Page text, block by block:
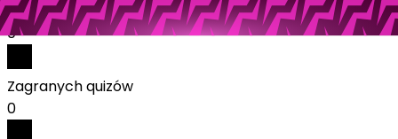
Odebranych nagród
0
Zagranych quizów
0